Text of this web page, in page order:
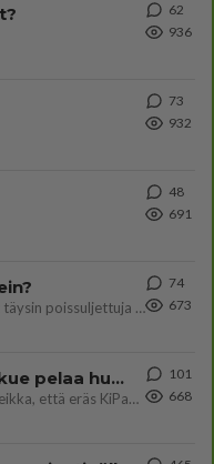
62
936
73
932
48
691
Ystävyys/salainen suhde/molemmat ovat täysin poissuljettuja asioita? Nainen
74
673
Kiteen Pallon superpesisjoukkue pelaa huumeiden vaikutuksen alaisena
Huumerikos. Yleisesti uskotaan, että se seikka, että eräs KiPan pelaaja kärähtää huumeista, on vain jäävuoren huippu. M
101
668